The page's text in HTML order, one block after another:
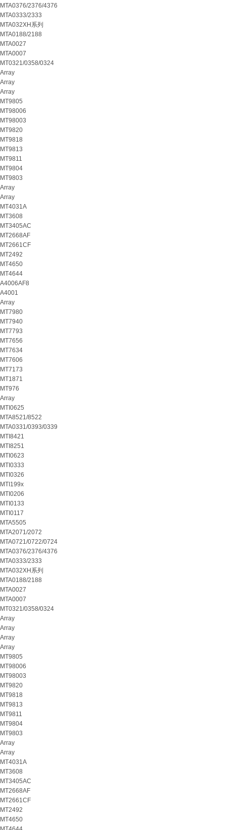
MTA0376/2376/4376
MTA0333/2333
MTA032XH系列
MTA0188/2188
MTA0027
MTA0007
MT0321/0358/0324
Array
Array
Array
MT9805
MT98006
MT98003
MT9820
MT9818
MT9813
MT9811
MT9804
MT9803
Array
Array
MT4031A
MT3608
MT3405AC
MT2668AF
MT2661CF
MT2492
MT4650
MT4644
A4006AF8
A4001
Array
MT7980
MT7940
MT7793
MT7656
MT7634
MT7606
MT7173
MT1871
MT976
Array
MTI0625
MTA8521/8522
MTA0331/0393/0339
MTI8421
MTI8251
MTI0623
MTI0333
MTI0326
MTI199x
MTI0206
MTI0133
MTI0117
MTA5505
MTA2071/2072
MTA0721/0722/0724
MTA0376/2376/4376
MTA0333/2333
MTA032XH系列
MTA0188/2188
MTA0027
MTA0007
MT0321/0358/0324
Array
Array
Array
Array
MT9805
MT98006
MT98003
MT9820
MT9818
MT9813
MT9811
MT9804
MT9803
Array
Array
MT4031A
MT3608
MT3405AC
MT2668AF
MT2661CF
MT2492
MT4650